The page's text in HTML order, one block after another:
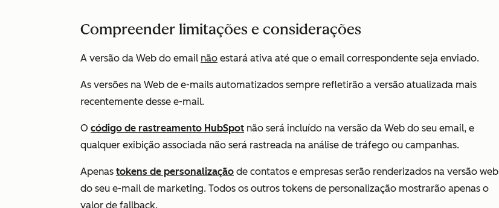
Compreender limitações e considerações
A versão da Web do email não estará ativa até que o email correspondente seja enviado.
As versões na Web de e-mails automatizados sempre refletirão a versão atualizada mais
recentemente desse e-mail.
O código de rastreamento HubSpot não será incluído na versão da Web do seu email, e
qualquer exibição associada não será rastreada na análise de tráfego ou campanhas.
Apenas tokens de personalização de contatos e empresas serão renderizados na versão web
do seu e-mail de marketing. Todos os outros tokens de personalização mostrarão apenas o
valor de fallback.